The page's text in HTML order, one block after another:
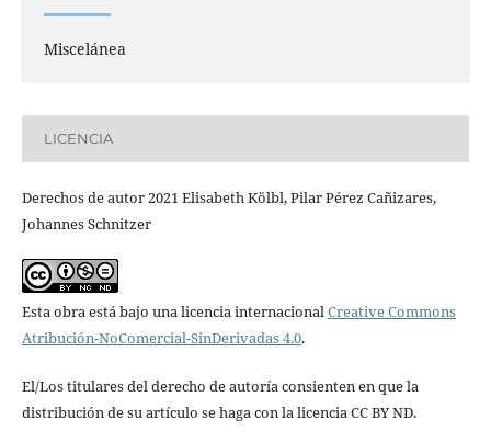
Miscelánea
LICENCIA
Derechos de autor 2021 Elisabeth Kölbl, Pilar Pérez Cañizares,
Johannes Schnitzer
Esta obra está bajo una licencia internacionalCreative Commons
Atribución-NoComercial-SinDerivadas 4.0.
El/Los titulares del derecho de autoría consienten en que la
distribución de su artículo se haga con la licencia CC BY ND.